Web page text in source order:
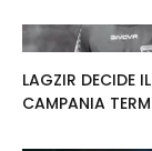
LAGZIR DECIDE
CAMPANIA